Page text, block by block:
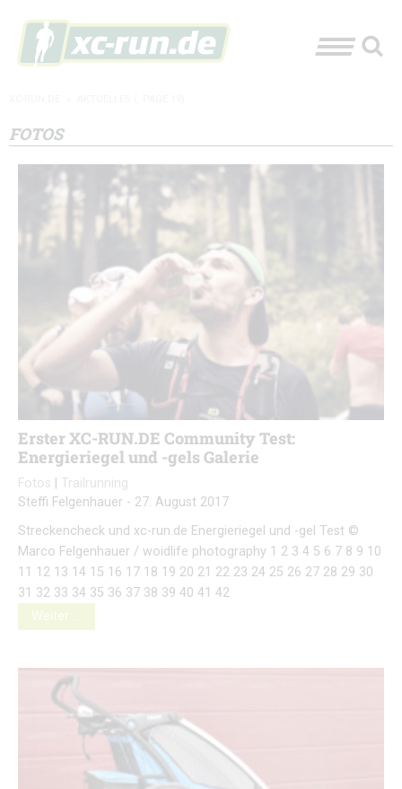
FOTOS
Erster XC-RUN.DE Community Test:
Energieriegel und -gels Galerie
Fotos
Trailrunning
Steffi Felgenhauer - 27. August 2017
Streckencheck und xc-run.de Energieriegel und -gel Test ©
Marco Felgenhauer / woidlife photography 1 2 3 4 5 6 7 8 9 10
11 12 13 14 15 16 17 18 19 20 21 22 23 24 25 26 27 28 29 30
31 32 33 34 35 36 37 38 39 40 41 42
Weiter …